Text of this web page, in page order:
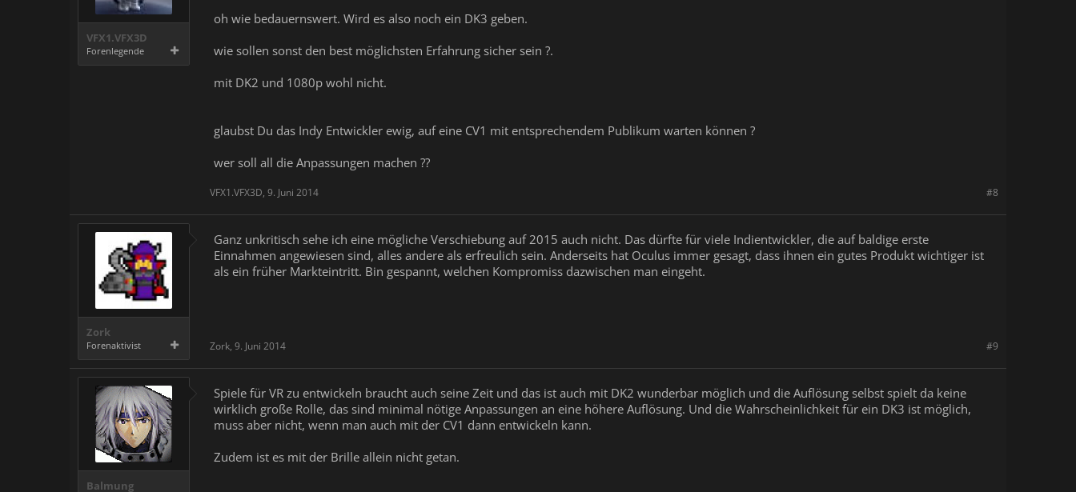
VFX1.VFX3D
Forenlegende
oh wie bedauernswert. Wird es also noch ein DK3 geben.
wie sollen sonst den best möglichsten Erfahrung sicher sein ?.
mit DK2 und 1080p wohl nicht.
glaubst Du das Indy Entwickler ewig, auf eine CV1 mit entsprechendem Publikum warten können ?
wer soll all die Anpassungen machen ??
#8
VFX1.VFX3D, 9. Juni 2014
Zork
Forenaktivist
Ganz unkritisch sehe ich eine mögliche Verschiebung auf 2015 auch nicht. Das dürfte für viele Indientwickler, die auf baldige erste
Einnahmen angewiesen sind, alles andere als erfreulich sein. Anderseits hat Oculus immer gesagt, dass ihnen ein gutes Produkt wichtiger ist
als ein früher Markteintritt. Bin gespannt, welchen Kompromiss dazwischen man eingeht.
#9
Zork, 9. Juni 2014
Balmung
Spiele für VR zu entwickeln braucht auch seine Zeit und das ist auch mit DK2 wunderbar möglich und die Auflösung selbst spielt da keine
wirklich große Rolle, das sind minimal nötige Anpassungen an eine höhere Auflösung. Und die Wahrscheinlichkeit für ein DK3 ist möglich,
muss aber nicht, wenn man auch mit der CV1 dann entwickeln kann.
Zudem ist es mit der Brille allein nicht getan.